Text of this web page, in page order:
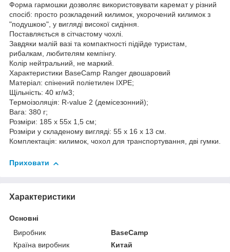
Форма гармошки дозволяє використовувати каремат у різний
спосіб: просто розкладений килимок, укорочений килимок з
"подушкою", у вигляді високої сидіння.
Поставляється в сітчастому чохлі.
Завдяки малій вазі та компактності підійде туристам,
рибалкам, любителям кемпінгу.
Колір нейтральний, не маркий.
Характеристики BaseCamp Ranger двошаровий
Матеріал: спінений поліетилен IXPE;
Щільність: 40 кг/м3;
Термоізоляція: R-value 2 (демісезонний);
Вага: 380 г;
Розміри: 185 х 55х 1,5 см;
Розміри у складеному вигляді: 55 х 16 х 13 см.
Комплектація: килимок, чохол для транспортування, дві гумки.
Приховати
Характеристики
Основні
Виробник
BaseCamp
Країна виробник
Китай